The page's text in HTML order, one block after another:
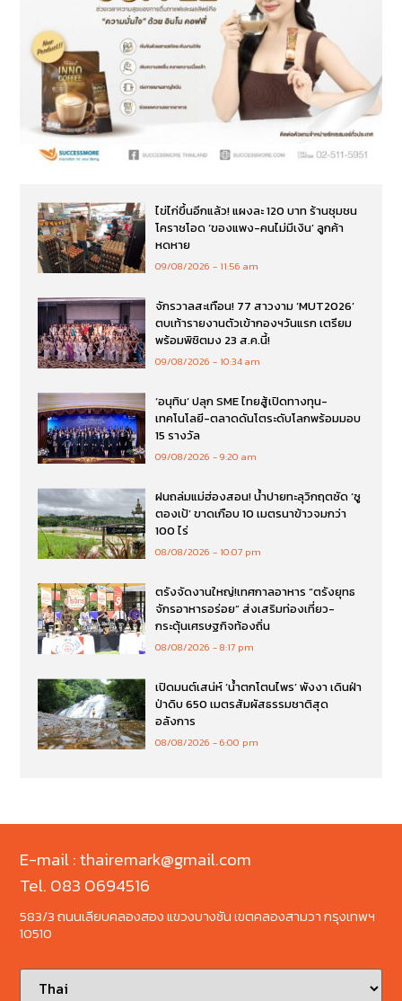
ไข่ไก่ขึ้นอีกแล้ว! แผงละ 120 บาท ร้านชุมชน
โคราชโอด ‘ของแพง-คนไม่มีเงิน’ ลูกค้า
หดหาย
09/08/2026 11:56 am
จักรวาลสะเทือน! 77 สาวงาม ‘MUT2026’
ตบเท้ารายงานตัวเข้ากองฯวันแรก เตรียม
พร้อมพิชิตมง 23 ส.ค.นี้!
09/08/2026 10:34 am
‘อนุทิน’ ปลุก SME ไทยสู้เปิดทางทุน-
เทคโนโลยี-ตลาดดันโตระดับโลกพร้อมมอบ
15 รางวัล
09/08/2026 9:20 am
ฝนถล่มแม่ฮ่องสอน! น้ำปายทะลุวิกฤตซัด ‘ซู
ตองเป้’ ขาดเกือบ 10 เมตรนาข้าวจมกว่า
100 ไร่
08/08/2026 10:07 pm
ตรังจัดงานใหญ่!เทศกาลอาหาร “ตรังยุทธ
จักรอาหารอร่อย” ส่งเสริมท่องเที่ยว-
กระตุ้นเศรษฐกิจท้องถิ่น
08/08/2026 8:17 pm
เปิดมนต์เสน่ห์ ‘น้ำตกโตนไพร’ พังงา เดินฝ่า
ป่าดิบ 650 เมตรสัมผัสธรรมชาติสุด
อลังการ
08/08/2026 6:00 pm
E-mail : thairemark@gmail.com
Tel. 083 0694516
583/3 ถนนเลียบคลองสอง แขวงบางชัน เขตคลองสามวา กรุงเทพฯ
10510